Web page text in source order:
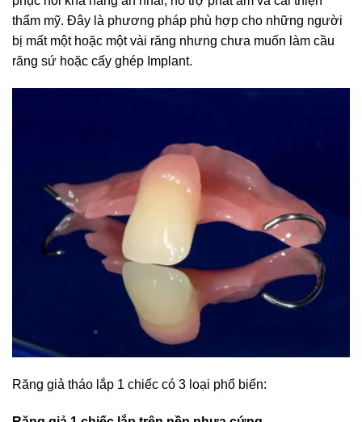
thẩm mỹ. Đây là phương pháp phù hợp cho những người
bị mất một hoặc một vài răng nhưng chưa muốn làm cầu
răng sứ hoặc cấy ghép Implant.
Răng giả tháo lắp 1 chiếc có 3 loại phổ biến: